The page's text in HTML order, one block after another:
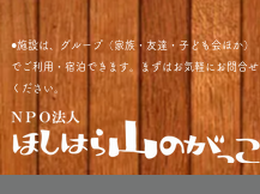
●施設は、グループ（家族・友達・子ども会ほか）
でご利用・宿泊できます。まずはお気軽にお問合せ
ください。